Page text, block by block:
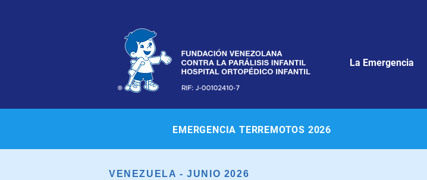
La Emergencia
EMERGENCIA TERREMOTOS 2026
VENEZUELA - JUNIO 2026